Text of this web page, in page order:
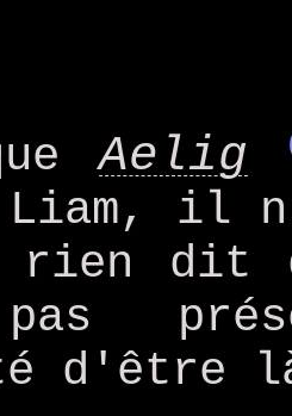
Aelig
Liam, il
dit
pas
d'être